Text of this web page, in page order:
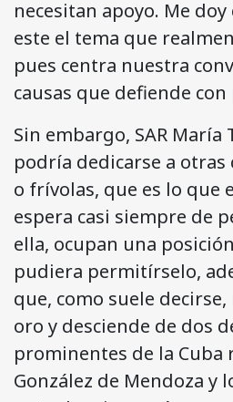
necesitan apoyo. Me
este el tema que
pues centra nuestra
causas que defiende con
Sin embargo, SAR María
podría dedicarse a otras
o frívolas, que es lo que
espera casi siempre de
ella, ocupan una
pudiera permitírselo,
que, como suele
oro y desciende de dos
prominentes de la Cuba
González de Mendoza y